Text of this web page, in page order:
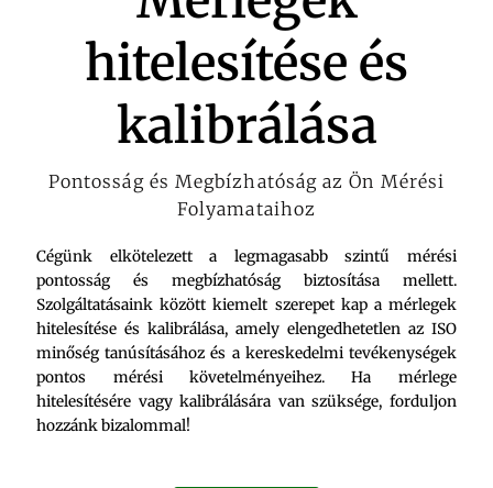
hitelesítése és
kalibrálása
Pontosság és Megbízhatóság az Ön Mérési
Folyamataihoz
Cégünk elkötelezett a legmagasabb szintű mérési
pontosság és megbízhatóság biztosítása mellett.
Szolgáltatásaink között kiemelt szerepet kap a mérlegek
hitelesítése és kalibrálása, amely elengedhetetlen az ISO
minőség tanúsításához és a kereskedelmi tevékenységek
pontos mérési követelményeihez. Ha mérlege
hitelesítésére vagy kalibrálására van szüksége, forduljon
hozzánk bizalommal!